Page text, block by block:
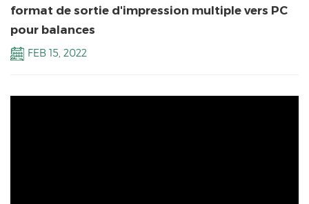
format de sortie d'impression multiple vers PC
pour balances
FEB 15, 2022